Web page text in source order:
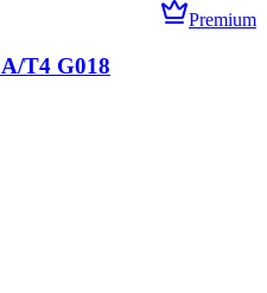
Premium
T4 G018